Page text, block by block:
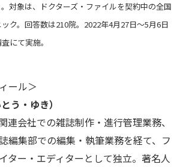
対象は、ドクターズ・ファイルを契約中の全国
ク。回答数は210院。2022年4月27日～5月6日
にて実施。
ール＞
う・ゆき）
連会社での雑誌制作・進行管理業務、
編集部での編集・執筆業務を経て、フ
ター・エディターとして独立。著名人